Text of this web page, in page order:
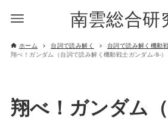
南雲総合研
ホーム 台詞で読み解く
台詞で読み解く機動
翔べ！ガンダム（台詞で読み解く機動戦士ガンダム-9-）
翔べ！ガンダム